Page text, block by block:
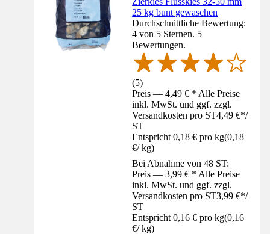
25 kg bunt gewaschen
Durchschnittliche Bewertung:
4 von 5 Sternen. 5
Bewertungen.
(5)
Preis — 4,49 € * Alle Preise
inkl. MwSt. und ggf. zzgl.
Versandkosten pro ST4,49 €*/
ST
Entspricht 0,18 € pro kg(0,18
€/ kg)
Bei Abnahme von 48 ST:
Preis — 3,99 € * Alle Preise
inkl. MwSt. und ggf. zzgl.
Versandkosten pro ST3,99 €*/
ST
Entspricht 0,16 € pro kg(0,16
€/ kg)